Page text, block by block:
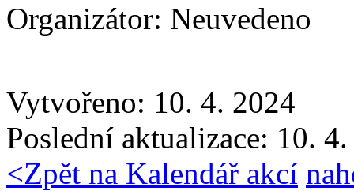
Organizátor: Neuvedeno
Vytvořeno: 10. 4. 2024
Poslední aktualizace: 10.
<Zpět na Kalendář akcí